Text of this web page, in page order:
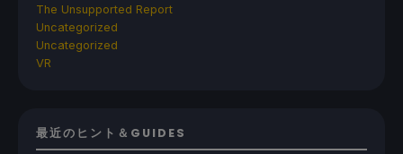
The Unsupported Report
Uncategorized
Uncategorized
VR
最近のヒント＆GUIDES